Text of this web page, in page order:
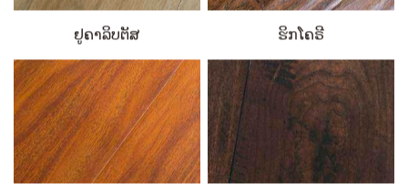
ຢູຄາລິບຕັສ ຮິກໂຄຣີ